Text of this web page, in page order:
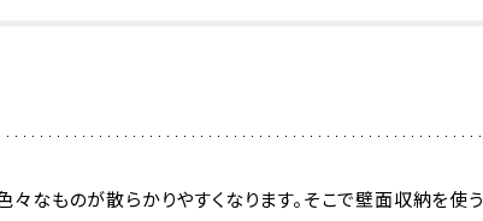
なものが散らかりやすくなります。そこで壁面収納を使う